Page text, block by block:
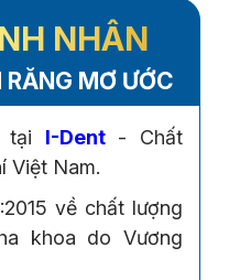
NHÂN
MƠ ƯỚC
tại I-Dent- Chất
Việt Nam.
về chất lượng
khoa do Vương